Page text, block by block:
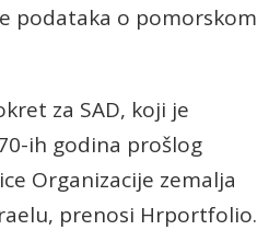
podataka o pomorskom
za SAD, koji je
ih godina prošlog
Organizacije zemalja
prenosi Hrportfolio.